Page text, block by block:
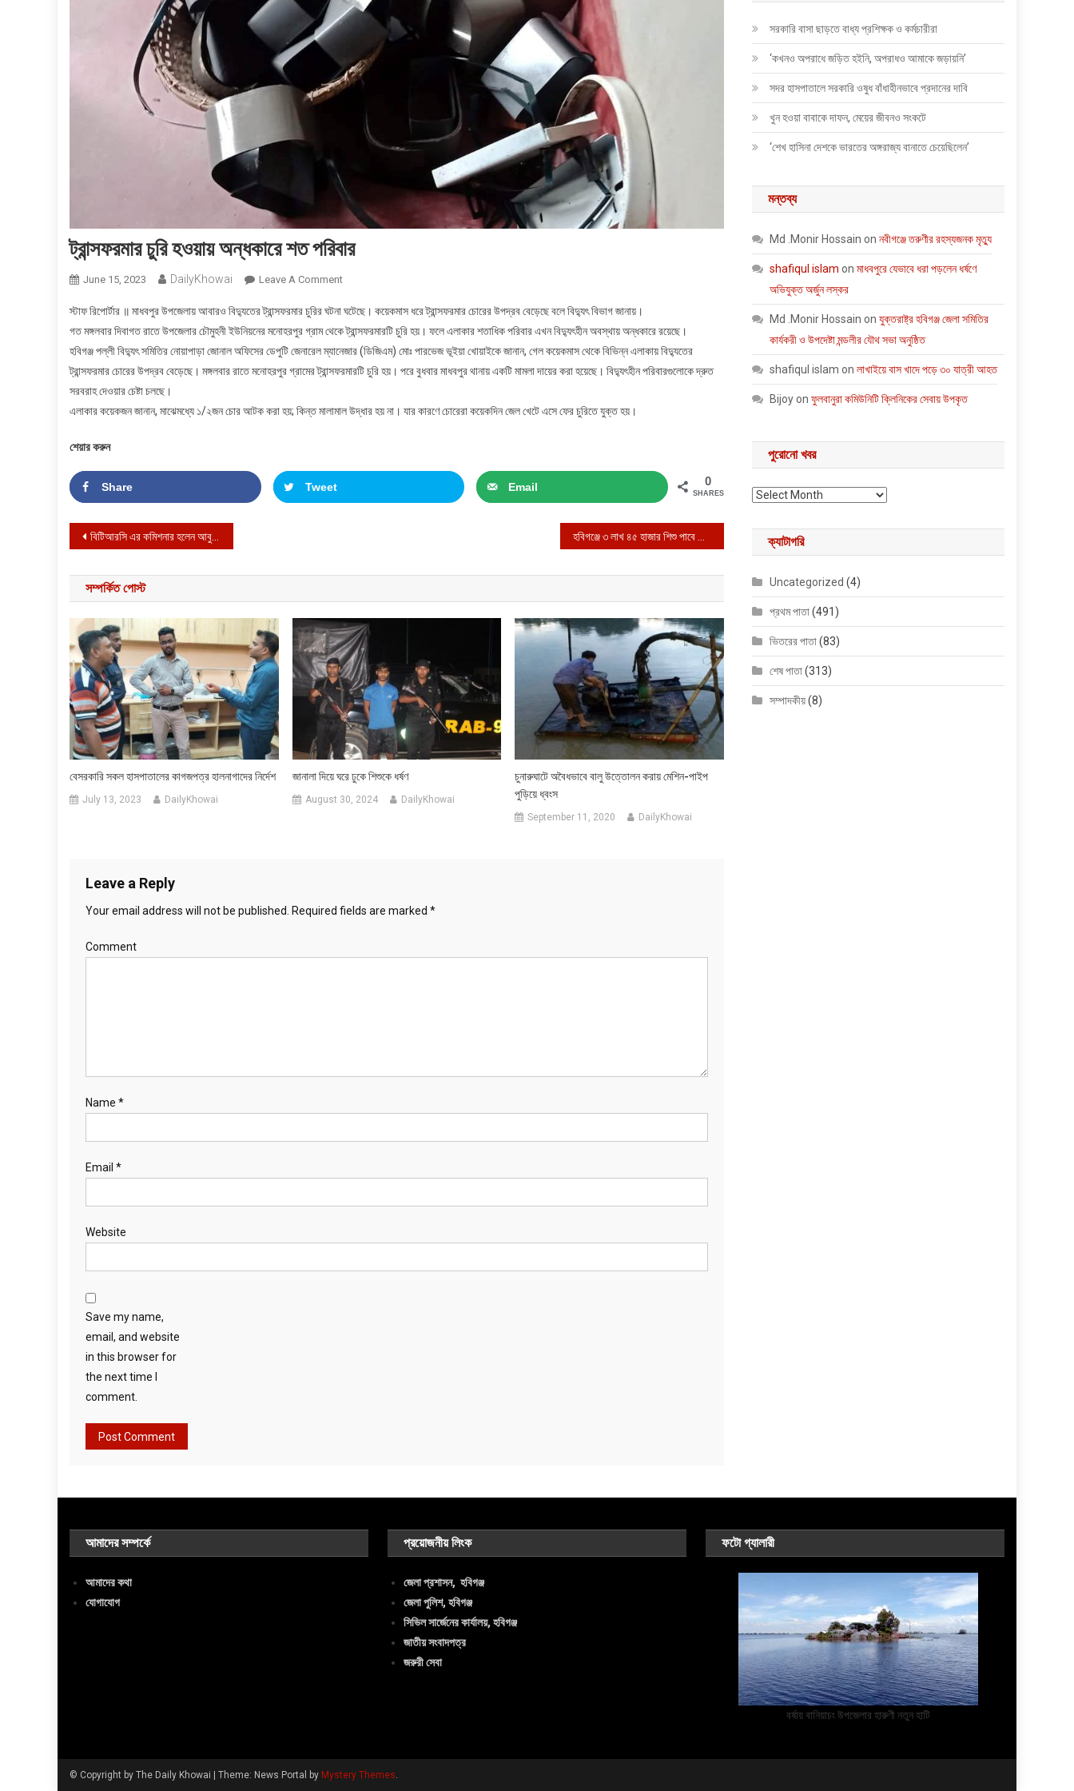
ট্রান্সফরমার চুরি হওয়ায় অন্ধকারে শত পরিবার
June 15, 2023 DailyKhowai Leave A Comment
স্টাফ রিপোর্টার ॥ মাধবপুর উপজেলায় আবারও বিদ্যুতের ট্রান্সফরমার চুরির ঘটনা ঘটেছে। কয়েকমাস ধরে ট্রান্সফরমার চোরের উপদ্রব বেড়েছে বলে বিদ্যুৎ বিভাগ জানায়।
গত মঙ্গলবার দিবাগত রাতে উপজেলার চৌমুহনী ইউনিয়নের মনোহরপুর গ্রাম থেকে ট্রান্সফরমারটি চুরি হয়। ফলে এলাকার শতাধিক পরিবার এখন বিদ্যুৎহীন অবস্থায় অন্ধকারে রয়েছে।
হবিগঞ্জ পল্লী বিদ্যুৎ সমিতির নোয়াপাড়া জোনাল অফিসের ডেপুটি জেনারেল ম্যানেজার (ডিজিএম) মোঃ পারভেজ ভূইয়া খোয়াইকে জানান, গেল কয়েকমাস থেকে বিভিন্ন এলাকায় বিদ্যুতের
ট্রান্সফরমার চোরের উপদ্রব বেড়েছে। মঙ্গলবার রাতে মনোহরপুর গ্রামের ট্রান্সফরমারটি চুরি হয়। পরে বুধবার মাধবপুর থানায় একটি মামলা দায়ের করা হয়েছে। বিদ্যুৎহীন পরিবারগুলোকে দ্রুত
সরবরাহ দেওয়ার চেষ্টা চলছে।
এলাকার কয়েকজন জানান, মাঝেমধ্যে ১/২জন চোর আটক করা হয়; কিন্ত মালামাল উদ্ধার হয় না। যার কারণে চোরেরা কয়েকদিন জেল খেটে এসে ফের চুরিতে যুক্ত হয়।
শেয়ার করুন
Share Tweet Email 0
SHARES
Post navigation
বিটিআরসি এর কমিশনার হলেন আবু সৈয়দ দিলজার হোসেন
সম্পর্কিত পোস্ট
বেসরকারি সকল হাসপাতালের কাগজপত্র হালনাগাদের নির্দেশ
July 13, 2023 DailyKhowai
জানালা দিয়ে ঘরে ঢুকে শিশুকে ধর্ষণ
August 30, 2024 DailyKhowai
চুনারুঘাটে অবৈধভাবে বালু উত্তোলন করায় মেশিন-পাইপ
পুড়িয়ে ধ্বংস
September 11, 2020 DailyKhowai
Leave a Reply
Your email address will not be published. Required fields are marked *
Comment
Name *
Email *
Website
Save my name,
email, and website
in this browser for
the next time I
comment.
সরকারি বাসা ছাড়তে বাধ্য প্রশিক্ষক ও কর্মচারীরা
‘কখনও অপরাধে জড়িত হইনি, অপরাধও আমাকে জড়ায়নি’
সদর হাসপাতালে সরকারি ওষুধ বাঁধাহীনভাবে প্রদানের দাবি
খুন হওয়া বাবাকে দাফন, মেয়ের জীবনও সংকটে
‘শেখ হাসিনা দেশকে ভারতের অঙ্গরাজ্য বানাতে চেয়েছিলেন’
মন্তব্য
Md .Monir Hossain onনবীগঞ্জে তরুণীর রহস্যজনক মৃত্যু
shafiqul islam onমাধবপুরে যেভাবে ধরা পড়লেন ধর্ষণে
অভিযুক্ত অর্জুন লস্কর
Md .Monir Hossain onযুক্তরাষ্ট্র হবিগঞ্জ জেলা সমিতির
কার্যকরী ও উপদেষ্টা মন্ডলীর যৌথ সভা অনুষ্ঠিত
shafiqul islam onলাখাইয়ে বাস খাদে পড়ে ৩০ যাত্রী আহত
Bijoyonফুলবানুরা কমিউনিটি ক্লিনিকের সেবায় উপকৃত
পুরোনো খবর
পুরোনো খবর
ক্যাটাগরি
Uncategorized (4)
প্রথম পাতা(491)
ভিতরের পাতা(83)
শেষ পাতা(313)
সম্পাদকীয়(8)
আমাদের সম্পর্কে
আমাদের কথা
যোগাযোগ
প্রয়োজনীয় লিংক
জেলা প্রশাসন, হবিগঞ্জ
জেলা পুলিশ, হবিগঞ্জ
সিভিল সার্জেনের কার্যালয়, হবিগঞ্জ
জাতীয় সংবাদপত্র
জরুরী সেবা
ফটো গ্যালারী
বর্ষায় বানিয়াচং উপজেলার হারুণী নতুন হাটি
© Copyright by The Daily Khowai | Theme: News Portal by Mystery Themes